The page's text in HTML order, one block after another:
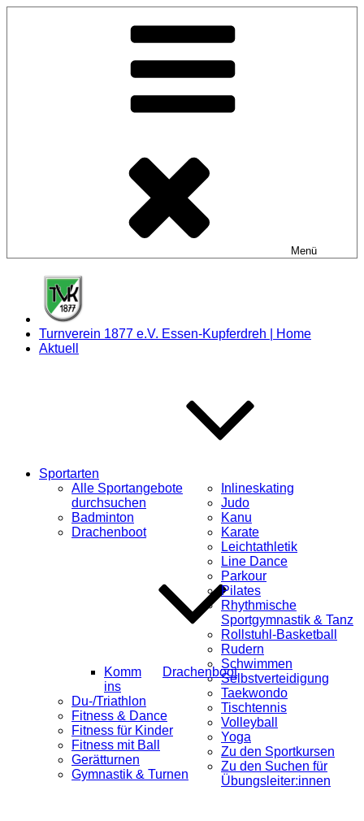
Menü
Turnverein 1877 e.V. Essen-Kupferdreh | Home
Aktuell
Sportarten
Alle Sportangebote
durchsuchen
Badminton
Drachenboot
Komm
ins
Drachenboot
Du-/Triathlon
Fitness & Dance
Fitness für Kinder
Fitness mit Ball
Gerätturnen
Gymnastik & Turnen
Inlineskating
Judo
Kanu
Karate
Leichtathletik
Line Dance
Parkour
Pilates
Rhythmische
Sportgymnastik & Tanz
Rollstuhl-Basketball
Rudern
Schwimmen
Selbstverteidigung
Taekwondo
Tischtennis
Volleyball
Yoga
Zu den Sportkursen
Zu den Suchen für
Übungsleiter:innen